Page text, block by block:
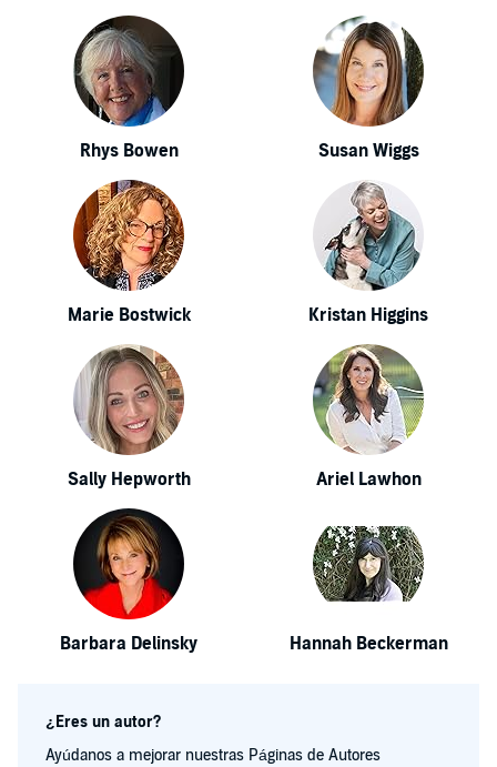
Rhys Bowen Susan Wiggs
Marie Bostwick Kristan Higgins
Sally Hepworth Ariel Lawhon
Barbara Delinsky Hannah Beckerman
¿Eres un autor?
Ayúdanos a mejorar nuestras Páginas de Autores